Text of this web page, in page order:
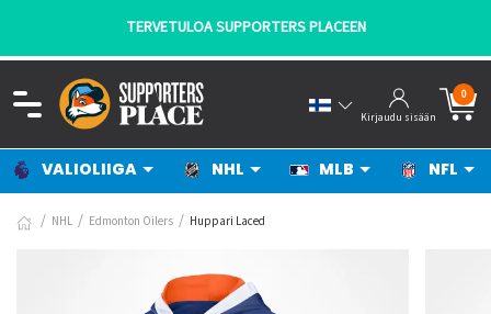
TERVETULOA SUPPORTERS PLACEEN
Kirjaudu sisään
0
VALIOLIIGA NHL MLB NFL
NHL Edmonton Oilers Huppari Laced